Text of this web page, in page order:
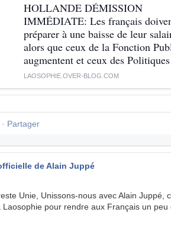
HOLLANDE DÉMISSION
IMMÉDIATE: Les français
préparer à une baisse de leur
alors que ceux de la Fonction
augmentent et ceux des Politiques
atteignent des Sommets comme
de la Finance!
LAOSOPHIE.OVER-BLOG.COM
· Partager
de Alain Juppé
Unie, Unissons-nous avec Alain Juppé,
Laosophie pour rendre aux Français un peu